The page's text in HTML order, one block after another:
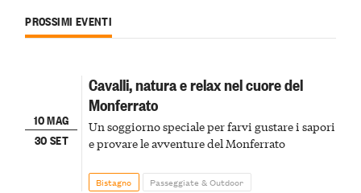
PROSSIMI EVENTI
10 MAG
30 SET
Cavalli, natura e relax nel cuore del
Monferrato
Un soggiorno speciale per farvi gustare i sapori
e provare le avventure del Monferrato
Bistagno Passeggiate & Outdoor